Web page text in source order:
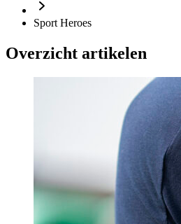
Sport Heroes
Overzicht artikelen